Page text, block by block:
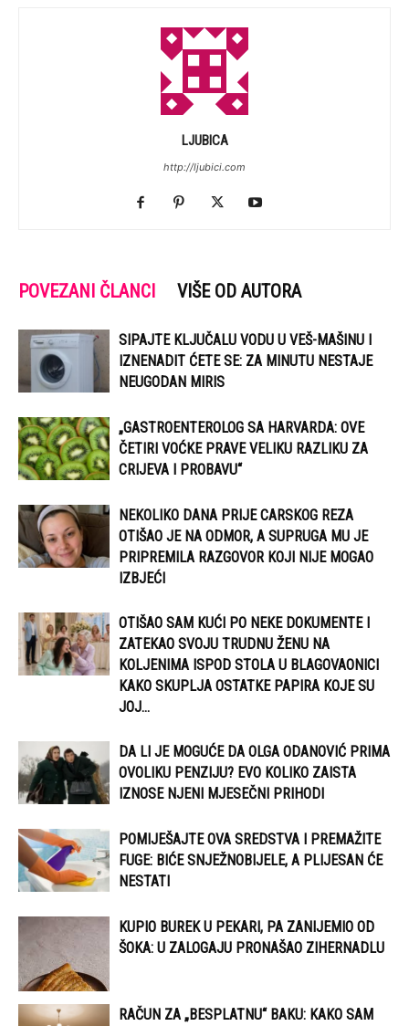
LJUBICA
http://ljubici.com
POVEZANI ČLANCI VIŠE OD AUTORA
SIPAJTE KLJUČALU VODU U VEŠ-MAŠINU I
IZNENADIT ĆETE SE: ZA MINUTU NESTAJE
NEUGODAN MIRIS
„GASTROENTEROLOG SA HARVARDA: OVE
ČETIRI VOĆKE PRAVE VELIKU RAZLIKU ZA
CRIJEVA I PROBAVU“
NEKOLIKO DANA PRIJE CARSKOG REZA
OTIŠAO JE NA ODMOR, A SUPRUGA MU JE
PRIPREMILA RAZGOVOR KOJI NIJE MOGAO
IZBJEĆI
OTIŠAO SAM KUĆI PO NEKE DOKUMENTE I
ZATEKAO SVOJU TRUDNU ŽENU NA
KOLJENIMA ISPOD STOLA U BLAGOVAONICI
KAKO SKUPLJA OSTATKE PAPIRA KOJE SU
JOJ...
DA LI JE MOGUĆE DA OLGA ODANOVIĆ PRIMA
OVOLIKU PENZIJU? EVO KOLIKO ZAISTA
IZNOSE NJENI MJESEČNI PRIHODI
POMIJEŠAJTE OVA SREDSTVA I PREMAŽITE
FUGE: BIĆE SNJEŽNOBIJELE, A PLIJESAN ĆE
NESTATI
KUPIO BUREK U PEKARI, PA ZANIJEMIO OD
ŠOKA: U ZALOGAJU PRONAŠAO ZIHERNADLU
RAČUN ZA „BESPLATNU“ BAKU: KAKO SAM